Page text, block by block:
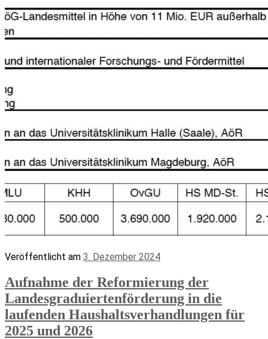
Veröffentlicht am 3. Dezember 2024
Aufnahme der Reformierung der
Landesgraduiertenförderung in die
laufenden Haushaltsverhandlungen für
2025 und 2026